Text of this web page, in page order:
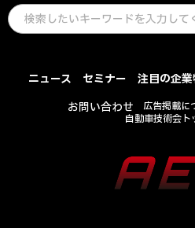
ニュース セミナー 注目の企
お問い合わせ
広告掲載に
自動車技術会ト